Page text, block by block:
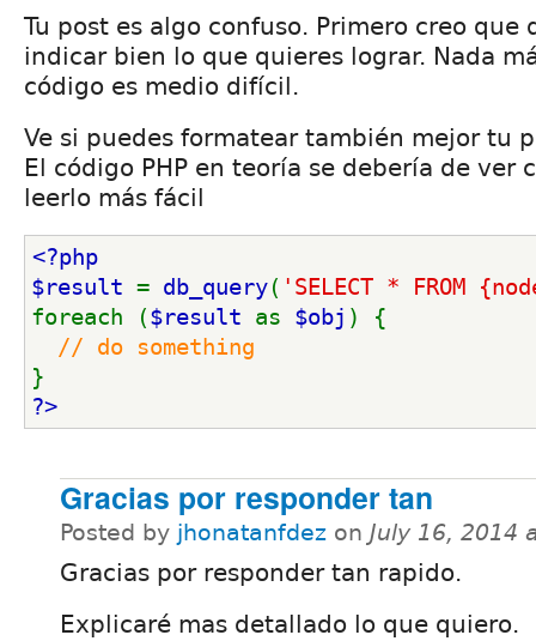
Tu post es algo confuso. Primero creo que
indicar bien lo que quieres lograr. Nada
código es medio difícil.
Ve si puedes formatear también mejor tu
El código PHP en teoría se debería de ver
leerlo más fácil
<?php
$result = db_query( 'SELECT * FROM
foreach ($result as $obj ) {
// do something
}
?>
Gracias por responder tan
Posted by jhonatanfdez on July 16, 2014
Gracias por responder tan rapido.
Explicaré mas detallado lo que quiero.